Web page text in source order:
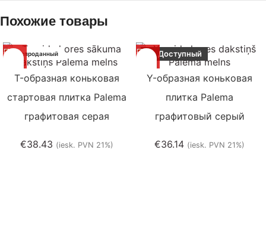
Похожие товары
Распроданный
T-образная коньковая
стартовая плитка Palema
графитовая серая
€38.43 (iesk. PVN 21%)
Доступный
Y-образная коньковая
плитка Palema
графитовый серый
€36.14 (iesk. PVN 21%)